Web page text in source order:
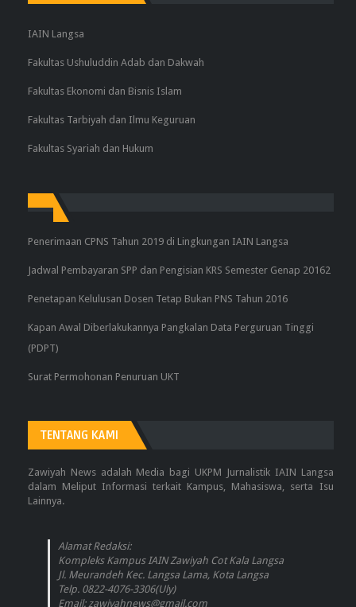
IAIN Langsa
Fakultas Ushuluddin Adab dan Dakwah
Fakultas Ekonomi dan Bisnis Islam
Fakultas Tarbiyah dan Ilmu Keguruan
Fakultas Syariah dan Hukum
Penerimaan CPNS Tahun 2019 di Lingkungan IAIN Langsa
Jadwal Pembayaran SPP dan Pengisian KRS Semester Genap 20162
Penetapan Kelulusan Dosen Tetap Bukan PNS Tahun 2016
Kapan Awal Diberlakukannya Pangkalan Data Perguruan Tinggi
(PDPT)
Surat Permohonan Penuruan UKT
TENTANG KAMI
Zawiyah News adalah Media bagi UKPM Jurnalistik IAIN Langsa
dalam Meliput Informasi terkait Kampus, Mahasiswa, serta Isu
Lainnya.
Alamat Redaksi:
Kompleks Kampus IAIN Zawiyah Cot Kala Langsa
Jl. Meurandeh Kec. Langsa Lama, Kota Langsa
Telp. 0822-4076-3306(Uly)
Email: zawiyahnews@gmail.com